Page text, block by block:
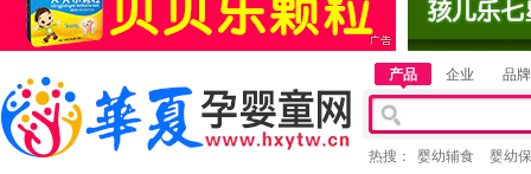
产品 企业 品牌
热搜： 婴幼辅食 婴幼